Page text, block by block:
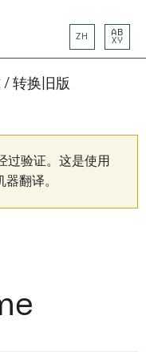
ZH
AB
XY
转换旧版
过验证。这是使用
翻译。